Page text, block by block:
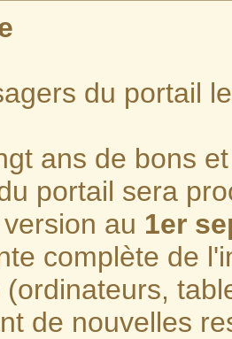
du portail
ans de bons
portail sera
au 1er
complète de
(ordinateurs,
de nouvelles